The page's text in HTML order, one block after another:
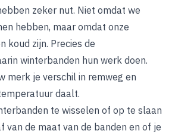
zeker nut. Niet omdat we
hebben, maar omdat onze
koud zijn. Precies de
winterbanden hun werk doen.
merk je verschil in remweg en
daalt.
te wisselen of op te slaan
van de maat van de banden en of je